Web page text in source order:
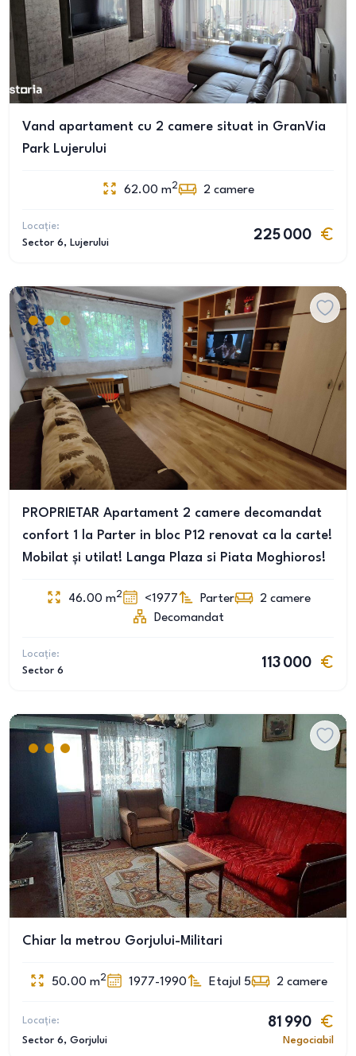
Vand apartament cu 2 camere situat in GranVia
Park Lujerului
62.00 m2 2 camere
Locație:
Sector 6, Lujerului
225 000
PROPRIETAR Apartament 2 camere decomandat
confort 1 la Parter in bloc P12 renovat ca la carte!
Mobilat și utilat! Langa Plaza si Piata Moghioros!
46.00 m2 <1977 Parter 2 camere
Decomandat
Locație:
Sector 6
113 000
Chiar la metrou Gorjului-Militari
50.00 m2 1977-1990 Etajul 5 2 camere
Locație:
Sector 6, Gorjului
81 990
Negociabil